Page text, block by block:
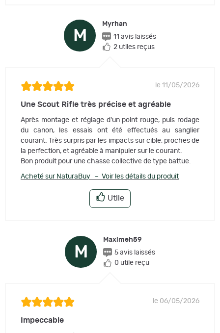
M
Myrhan
11 avis laissés
2 utiles reçus
le 11/05/2026
Une Scout Rifle très précise et agréable
Après montage et réglage d'un point rouge, puis rodage
du canon, les essais ont été effectués au sanglier
courant. Très surpris par les impacts sur cible, proches de
la perfection, et agréable à manipuler sur le courant.
Bon produit pour une chasse collective de type battue.
Acheté sur NaturaBuy – Voir les détails du produit
Utile
M
Maximeh59
5 avis laissés
0 utile reçu
le 06/05/2026
Impeccable